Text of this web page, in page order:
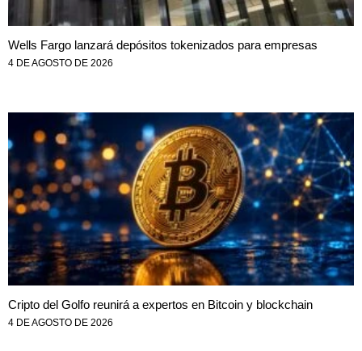
Wells Fargo lanzará depósitos tokenizados para empresas
4 DE AGOSTO DE 2026
Cripto del Golfo reunirá a expertos en Bitcoin y blockchain
4 DE AGOSTO DE 2026